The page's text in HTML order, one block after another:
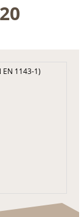
EN 1143-1)